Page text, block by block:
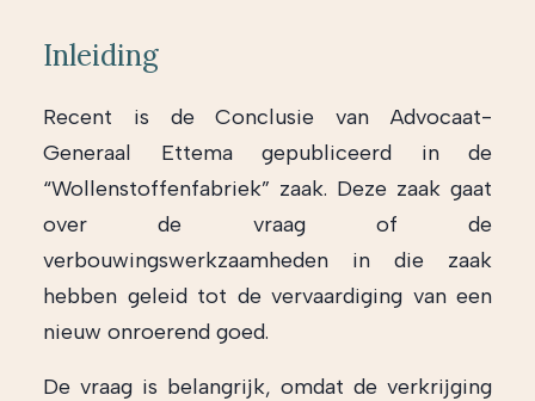
Inleiding
Recent is de Conclusie van Advocaat-
Generaal Ettema gepubliceerd in de
“Wollenstoffenfabriek” zaak. Deze zaak gaat
over de vraag of de
verbouwingswerkzaamheden in die zaak
hebben geleid tot de vervaardiging van een
nieuw onroerend goed.
De vraag is belangrijk, omdat de verkrijging